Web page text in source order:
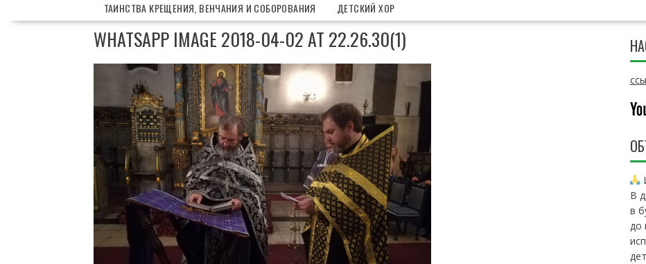
ТАИНСТВА КРЕЩЕНИЯ, ВЕНЧАНИЯ И СОБОРОВАНИЯ
ДЕТСКИЙ ХОР
WHATSAPP IMAGE 2018-04-02 AT 22.26.30(1)
В
в
до